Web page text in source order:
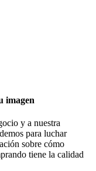
imagen
y a nuestra
para luchar
sobre cómo
tiene la calidad